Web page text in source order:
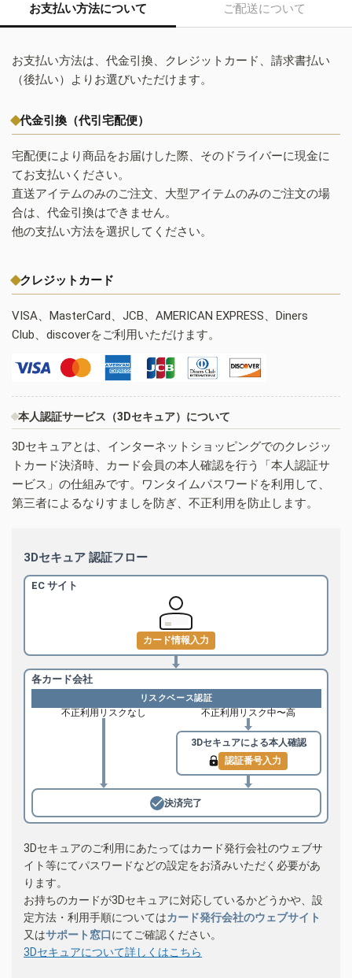
お支払い方法について ご配送について
お支払い方法は、代金引換、クレジットカード、請求書払い
（後払い）よりお選びいただけます。
代金引換（代引宅配便）
宅配便により商品をお届けした際、そのドライバーに現金に
てお支払いください。
直送アイテムのみのご注文、大型アイテムのみのご注文の場
合は、代金引換はできません。
他の支払い方法を選択してください。
クレジットカード
VISA、MasterCard、JCB、AMERICAN EXPRESS、Diners
Club、discoverをご利用いただけます。
本人認証サービス（3Dセキュア）について
3Dセキュアとは、インターネットショッピングでのクレジッ
トカード決済時、カード会員の本人確認を行う「本人認証サ
ービス」の仕組みです。ワンタイムパスワードを利用して、
第三者によるなりすましを防ぎ、不正利用を防止します。
3Dセキュア 認証フロー
EC サイト
カード情報入力
各カード会社
リスクベース認証
不正利用リスクなし 不正利用リスク中〜高
3Dセキュアによる本人確認
認証番号入力
決済完了
3Dセキュアのご利用にあたってはカード発行会社のウェブサ
イト等にてパスワードなどの設定をお済みいただく必要があ
ります。
お持ちのカードが3Dセキュアに対応しているかどうかや、設
定方法・利用手順についてはカード発行会社のウェブサイト
又はサポート窓口にてご確認ください。
3Dセキュアについて詳しくはこちら